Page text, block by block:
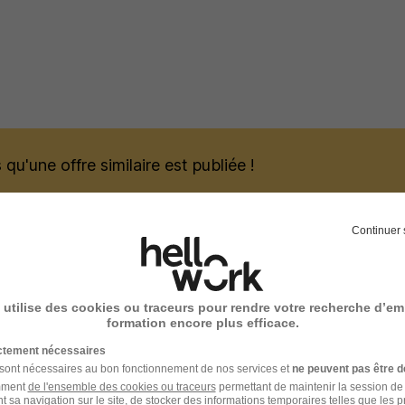
offre similaire est publiée !
vous intéresser
Formation Gestionnaire Comptable
Mon Campus
Continuer
utilise des cookies ou traceurs pour rendre votre recherche
formation encore plus efficace.
nécessaires
nécessaires au bon fonctionnement de nos services etne peuvent pas être
de l'ensemble des cookies ou traceurspermettant de maintenir la session
sa navigation sur le site, de stocker des informations temporaires telles que les